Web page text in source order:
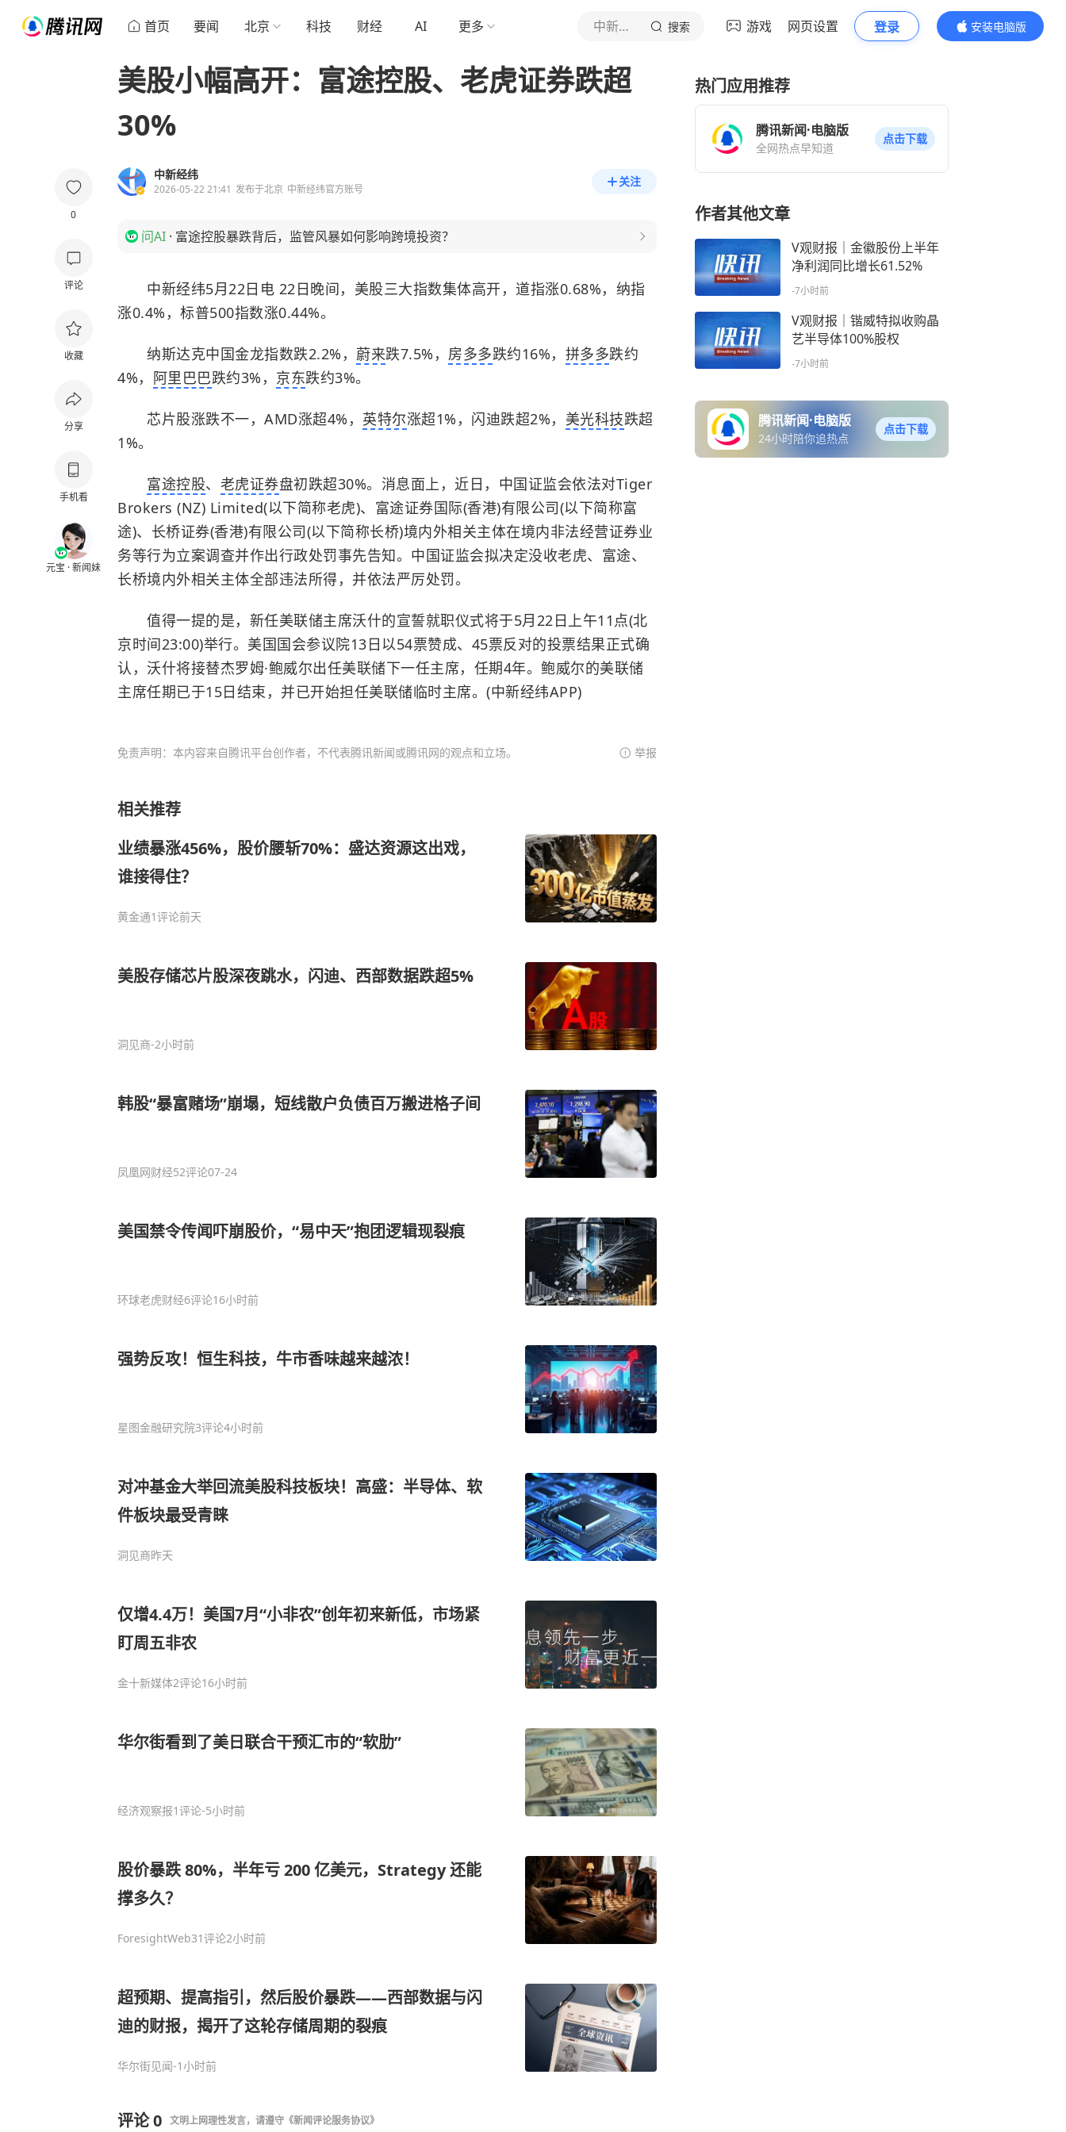
首页 要闻 北京 科技 财经 AI 更多 中新经纬 搜索 游戏 网页设置 登录
安装电脑版
内容更精彩
0
评论
收藏
分享
手机看
元宝 · 新闻妹
美股小幅高开：富途控股、老虎证券跌超
30%
中新经纬
2026-05-22 21:41 发布于北京 中新经纬官方账号
关注
问AI · 富途控股暴跌背后，监管风暴如何影响跨境投资？
中新经纬5月22日电 22日晚间，美股三大指数集体高开，道指涨0.68%，纳指
涨0.4%，标普500指数涨0.44%。
纳斯达克中国金龙指数跌2.2%， 蔚来跌7.5%， 房多多跌约16%， 拼多多跌约
4%， 阿里巴巴跌约3%， 京东跌约3%。
芯片股涨跌不一，AMD涨超4%， 英特尔涨超1%，闪迪跌超2%， 美光科技跌超
1%。
富途控股、 老虎证券盘初跌超30%。消息面上，近日，中国证监会依法对Tiger
Brokers (NZ) Limited(以下简称老虎)、富途证券国际(香港)有限公司(以下简称富
途)、长桥证券(香港)有限公司(以下简称长桥)境内外相关主体在境内非法经营证券业
务等行为立案调查并作出行政处罚事先告知。中国证监会拟决定没收老虎、富途、
长桥境内外相关主体全部违法所得，并依法严厉处罚。
值得一提的是，新任美联储主席沃什的宣誓就职仪式将于5月22日上午11点(北
京时间23:00)举行。美国国会参议院13日以54票赞成、45票反对的投票结果正式确
认，沃什将接替杰罗姆·鲍威尔出任美联储下一任主席，任期4年。鲍威尔的美联储
主席任期已于15日结束，并已开始担任美联储临时主席。(中新经纬APP)
免责声明：本内容来自腾讯平台创作者，不代表腾讯新闻或腾讯网的观点和立场。 举报
相关推荐
业绩暴涨456%，股价腰斩70%：盛达资源这出戏，
谁接得住？
黄金通1评论前天
美股存储芯片股深夜跳水，闪迪、西部数据跌超5%
洞见商-2小时前
韩股“暴富赌场”崩塌，短线散户负债百万搬进格子间
凤凰网财经52评论07-24
美国禁令传闻吓崩股价，“易中天”抱团逻辑现裂痕
环球老虎财经6评论16小时前
强势反攻！恒生科技，牛市香味越来越浓！
星图金融研究院3评论4小时前
对冲基金大举回流美股科技板块！高盛：半导体、软
件板块最受青睐
洞见商昨天
仅增4.4万！美国7月“小非农”创年初来新低，市场紧
盯周五非农
金十新媒体2评论16小时前
华尔街看到了美日联合干预汇市的“软肋”
经济观察报1评论-5小时前
股价暴跌 80%，半年亏 200 亿美元，Strategy 还能
撑多久？
ForesightWeb31评论2小时前
超预期、提高指引，然后股价暴跌——西部数据与闪
迪的财报，揭开了这轮存储周期的裂痕
华尔街见闻-1小时前
评论0 文明上网理性发言，请遵守 《新闻评论服务协议》
热门应用推荐
腾讯新闻·电脑版
全网热点早知道
点击下载
作者其他文章
V观财报｜金徽股份上半年
净利润同比增长61.52%
-7小时前
V观财报｜锴威特拟收购晶
艺半导体100%股权
-7小时前
腾讯新闻·电脑版
24小时陪你追热点
点击下载